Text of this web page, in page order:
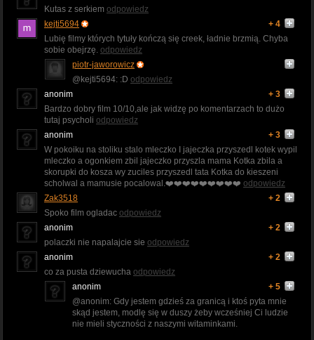
Kutas z serkiem odpowiedz
kejti5694
+ 4
Lubię filmy których tytuły kończą się creek, ładnie brzmią. Chyba
sobie obejrzę. odpowiedz
piotr-jaworowicz
@kejti5694: :D odpowiedz
anonim
+ 3
Bardzo dobry film 10/10,ale jak widzę po komentarzach to dużo
tutaj psycholi odpowiedz
anonim
+ 3
W pokoiku na stoliku stalo mleczko I jajeczka przyszedl kotek wypil
mleczko a ogonkiem zbil jajeczko przyszla mama Kotka zbila a
skorupki do kosza wy zuciles przyszedl tata Kotka do kieszeni
scholwal a mamusie pocalowal.❤️❤️❤️❤️❤️❤️❤️❤️❤️ odpowiedz
Zak3518
+ 2
Spoko film ogladac odpowiedz
anonim
+ 2
polaczki nie napalajcie sie odpowiedz
anonim
+ 2
co za pusta dziewucha odpowiedz
anonim
+ 5
@anonim: Gdy jestem gdzieś za granicą i ktoś pyta mnie
skąd jestem, modlę się w duszy żeby wcześniej Ci ludzie
nie mieli styczności z naszymi witaminkami.